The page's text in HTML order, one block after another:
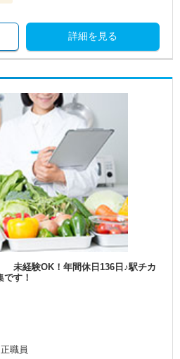
詳細を見る
未経験OK！年間休日136日♪駅チカ
す！
職員